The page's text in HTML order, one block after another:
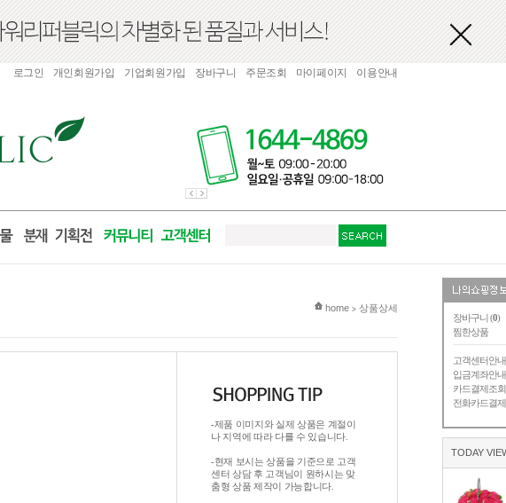
장바구니 (0)
찜한상품
고객센터안내
입금계좌안내
카드결제조회
전화카드결제
TODAY
로그인 개인회원가입 기업회원가입 장바구니 주문조회 마이페이지 이용안내
현재 위치
home > 상품상세
-제품 이미지와 실제 상품은 계절이
나 지역에 따라 다를 수 있습니다.
-현재 보시는 상품을 기준으로 고객
센터 상담 후 고객님이 원하시는 맞
춤형 상품 제작이 가능합니다.